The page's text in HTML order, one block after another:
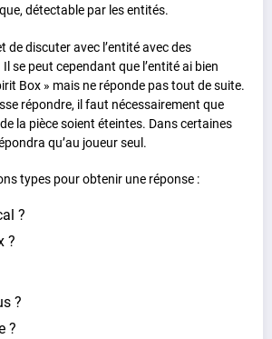
détectable par les entités.
de discuter avec l’entité avec des
se peut cependant que l’entité ai bien
Box » mais ne réponde pas tout de suite.
répondre, il faut nécessairement que
la pièce soient éteintes. Dans certaines
qu’au joueur seul.
types pour obtenir une réponse :
?
?
?
?